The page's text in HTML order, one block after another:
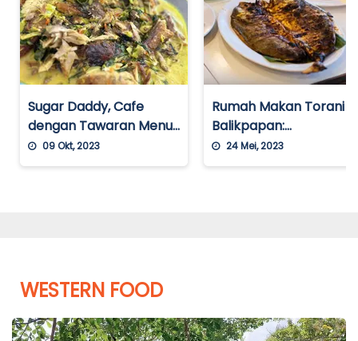
Sugar Daddy, Cafe
dengan Tawaran Menu
Khas Manado Hingga
Kopi Maniso
09 Okt, 2023
Rumah Makan Torani
Balikpapan:
Rekomendasi Restoran
Cocok untuk
24 Mei, 2023
WESTERN FOOD